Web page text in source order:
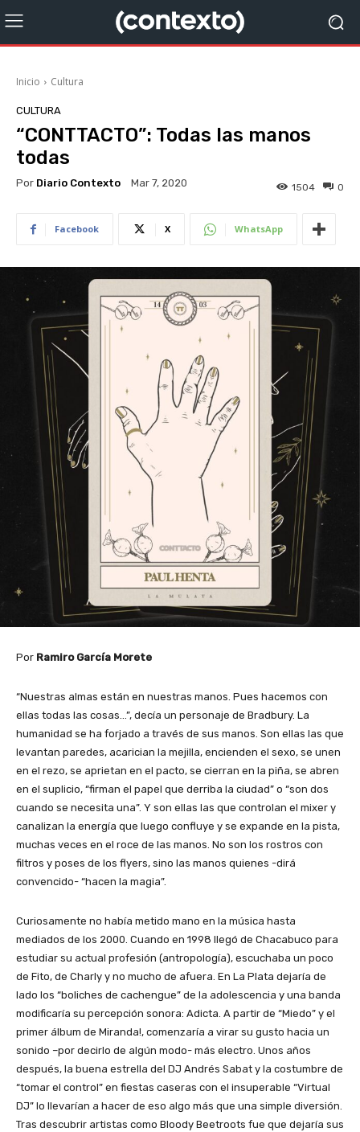
Inicio Cultura
CULTURA
“CONTTACTO”: Todas las manos
todas
Por Diario Contexto Mar 7, 2020 0
1504
Facebook X WhatsApp
Por Ramiro García Morete
“Nuestras almas están en nuestras manos. Pues hacemos con
ellas todas las cosas…”, decía un personaje de Bradbury. La
humanidad se ha forjado a través de sus manos. Son ellas las que
levantan paredes, acarician la mejilla, encienden el sexo, se unen
en el rezo, se aprietan en el pacto, se cierran en la piña, se abren
en el suplicio, “firman el papel que derriba la ciudad” o “son dos
cuando se necesita una”. Y son ellas las que controlan el mixer y
canalizan la energía que luego confluye y se expande en la pista,
muchas veces en el roce de las manos. No son los rostros con
filtros y poses de los flyers, sino las manos quienes -dirá
convencido- “hacen la magia”.
Curiosamente no había metido mano en la música hasta
mediados de los 2000. Cuando en 1998 llegó de Chacabuco para
estudiar su actual profesión (antropología), escuchaba un poco
de Fito, de Charly y no mucho de afuera. En La Plata dejaría de
lado los “boliches de cachengue” de la adolescencia y una banda
modificaría su percepción sonora: Adicta. A partir de “Miedo” y el
primer álbum de Miranda!, comenzaría a virar su gusto hacia un
sonido –por decirlo de algún modo- más electro. Unos años
después, la buena estrella del DJ Andrés Sabat y la costumbre de
“tomar el control” en fiestas caseras con el insuperable “Virtual
DJ” lo llevarían a hacer de eso algo más que una simple diversión.
Tras descubrir artistas como Bloody Beetroots fue que dejaría sus